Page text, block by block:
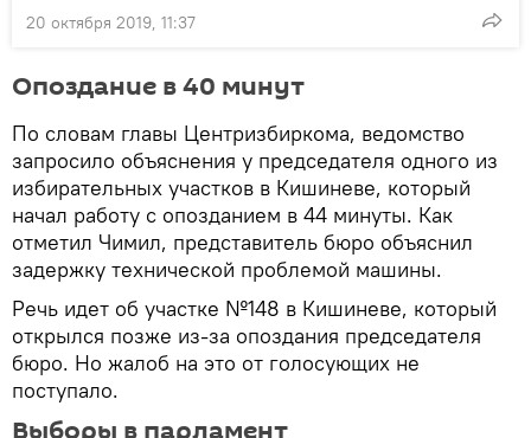
20 октября 2019, 11:37
Опоздание в 40 минут
По словам главы Центризбиркома, ведомство
запросило объяснения у председателя одного из
избирательных участков в Кишиневе, который
начал работу с опозданием в 44 минуты. Как
отметил Чимил, представитель бюро объяснил
задержку технической проблемой машины.
Речь идет об участке №148 в Кишиневе, который
открылся позже из-за опоздания председателя
бюро. Но жалоб на это от голосующих не
поступало.
Выборы в парламент